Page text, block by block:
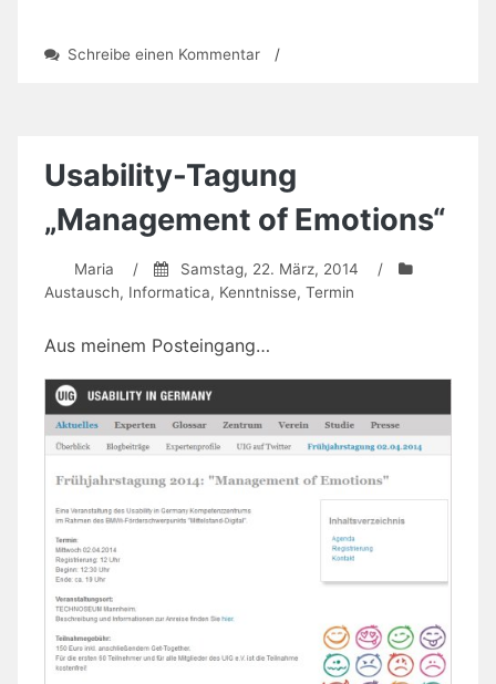
Schreibe einen Kommentarzu
Stressbewältigung
/
Usability-Tagung
„Management of Emotions“
Maria / Samstag, 22. März, 2014
/
Austausch, Informatica, Kenntnisse, Termin
Aus meinem Posteingang…